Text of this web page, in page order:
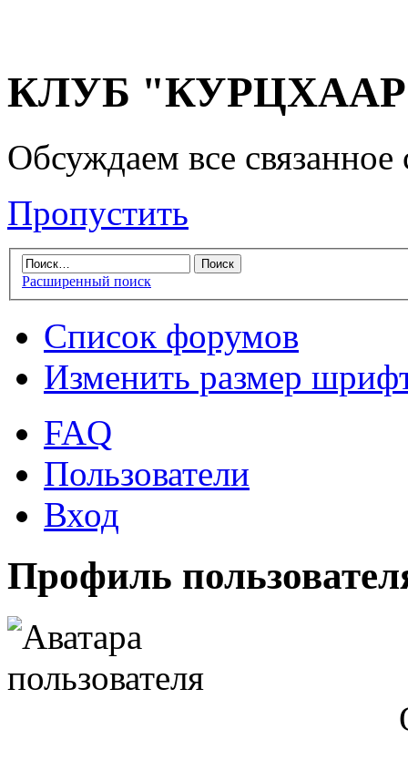
КЛУБ "КУРЦХААР"
Обсуждаем все
Пропустить
Расширенный поиск
Список форумов
Изменить размер
FAQ
Пользователи
Вход
Профиль